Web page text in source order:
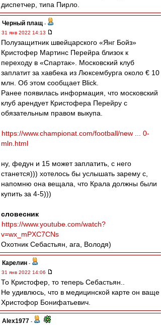
диспетчер, типа Пирло.
Черный плащ -
31 янв 2022 14:13
Полузащитник швейцарского «Янг Бойз»
Кристофер Мартинс Перейра близок к
переходу в «Спартак». Московский клуб
заплатит за хавбека из Люксембурга около € 10
млн. Об этом сообщает Blick.
Ранее появилась информация, что московский
клуб арендует Кристофера Перейру с
обязательным правом выкупа.
https://www.championat.com/football/new ... 0-
mln.html
ну, федун и 15 может заплатить, с него
станется))) хотелось бы услышать зарему с,
напомню она вещала, что Крала должны были
купить за 4-5)))
словесник
https://www.youtube.com/watch?
v=wx_mPXC7CNs
Охотник Себастьян, ага, Володя)
Карелин -
31 янв 2022 14:06
То Кристофер, то теперь Себастьян..
Не удивлюсь, что в медицинской карте он ваще
Христофор Бонифатьевич.
Alex1977 -